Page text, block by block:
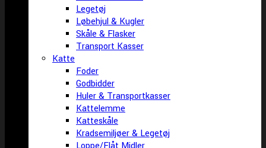
Legetøj
Løbehjul & Kugler
Skåle & Flasker
Transport Kasser
Katte
Foder
Godbidder
Huler & Transportkasser
Kattelemme
Katteskåle
Kradsemiljøer & Legetøj